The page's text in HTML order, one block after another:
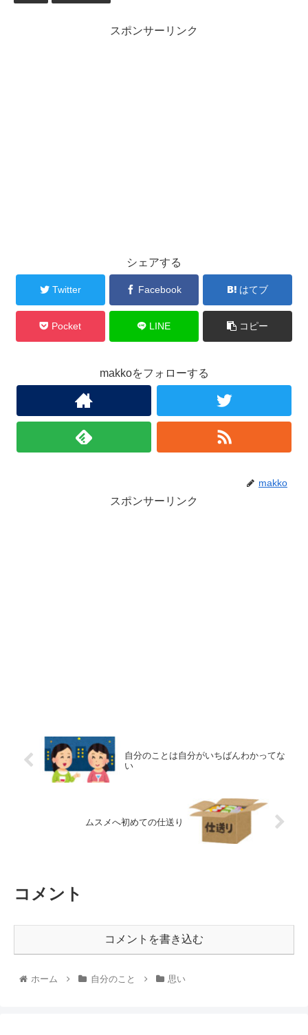
スポンサーリンク
シェアする
Twitter Facebook はてブ
Pocket LINE コピー
makkoをフォローする
makko
スポンサーリンク
自分のことは自分がいちばんわかってな
い
ムスメへ初めての仕送り
コメント
コメントを書き込む
ホーム 自分のこと 思い